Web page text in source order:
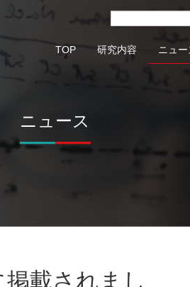
TOP 研究内容 ニュー
ニュース